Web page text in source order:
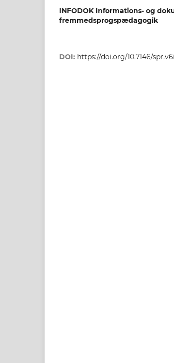
INFODOK Informations- og
fremmedsprogspædagogik
DOI: https://doi.org/10.7146/